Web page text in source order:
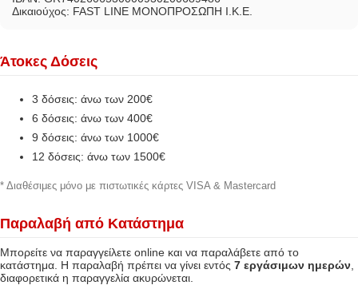
Δικαιούχος: FAST LINE ΜΟΝΟΠΡΟΣΩΠΗ Ι.Κ.Ε.
Άτοκες Δόσεις
3 δόσεις: άνω των 200€
6 δόσεις: άνω των 400€
9 δόσεις: άνω των 1000€
12 δόσεις: άνω των 1500€
* Διαθέσιμες μόνο με πιστωτικές κάρτες VISA & Mastercard
Παραλαβή από Κατάστημα
Μπορείτε να παραγγείλετε online και να παραλάβετε από το
κατάστημα. Η παραλαβή πρέπει να γίνει εντός 7 εργάσιμων ημερών
διαφορετικά η παραγγελία ακυρώνεται.